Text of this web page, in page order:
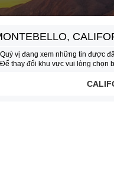
vị đang xem những tin được
thay đổi khu vực vui lòng chọn